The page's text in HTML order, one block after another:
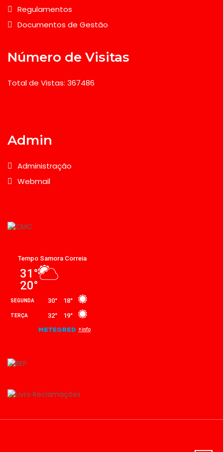
Regulamentos
Documentos de Gestão
Número de Visitas
Total de Vistas: 367486
Admin
Administração
Webmail